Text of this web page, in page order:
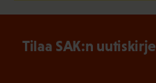
Tilaa SAK:n uutiskirje